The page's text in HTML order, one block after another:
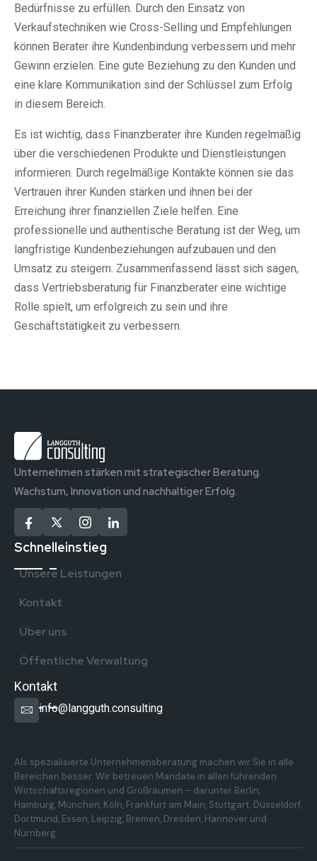
Bedürfnisse zu erfüllen. Durch den Einsatz von
Verkaufstechniken wie Cross-Selling und Empfehlungen
können Berater ihre Kundenbindung verbessern und mehr
Gewinn erzielen. Eine gute Beziehung zu den Kunden und
eine klare Kommunikation sind der Schlüssel zum Erfolg
in diesem Bereich.
Es ist wichtig, dass Finanzberater ihre Kunden regelmäßig
über die verschiedenen Produkte und Dienstleistungen
informieren. Durch regelmäßige Kontakte können sie das
Vertrauen ihrer Kunden stärken und ihnen bei der
Erreichung ihrer finanziellen Ziele helfen. Eine
professionelle und authentische Beratung ist der Weg, um
langfristige Kundenbeziehungen aufzubauen und den
Umsatz zu steigern. Zusammenfassend lässt sich sagen,
dass Vertriebsberatung für Finanzberater eine wichtige
Rolle spielt, um erfolgreich zu sein und ihre
Geschäftstätigkeit zu verbessern.
Unternehmen stärken mit strategischer Beratung.
Wachstum, Innovation und nachhaltiger Erfolg.
Schnelleinstieg
Unsere Leistungen
Kontakt
Über uns
Öffentliche Verwaltung
Kontakt
info@langguth.consulting
Als spezialisierte Unternehmensberatung machen wir Sie in alle
Bereichen besser. Wir betreuen Mandate in allen führenden
Wirtschaftsregionen und Großräumen – darunter Berlin,
Hamburg, München, Köln, Frankfurt am Main, Stuttgart, Düsseldorf,
Dortmund, Essen, Leipzig, Bremen, Dresden, Hannover und
Nürnberg.